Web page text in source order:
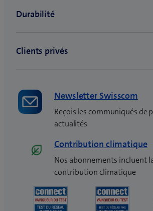
Newsletter Swisscom
Reçois les communiqués de
actualités
Contribution climatique
Nos abonnements incluent
contribution climatique